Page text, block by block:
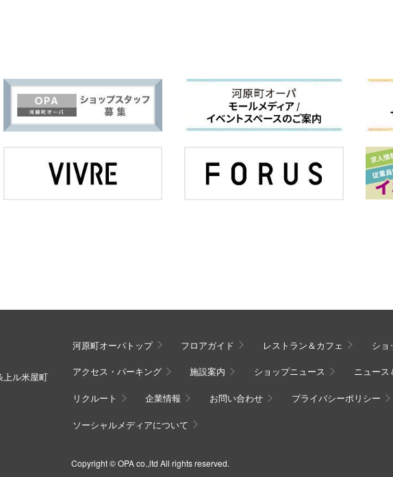
上ル米屋町
河原町オーパトップ フロアガイド レストラン＆カフェ ショ
アクセス・パーキング 施設案内 ショップニュース ニュース
リクルート 企業情報 お問い合わせ プライバシーポリシー
ソーシャルメディアについて
Copyright © OPA co.,ltd All rights reserved.